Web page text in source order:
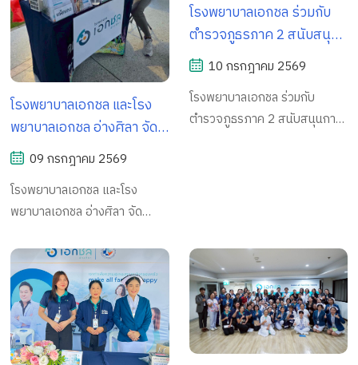
โรงพยาบาลเอกชล และโรง
พยาบาลเอกชล อ่างศิลา จัด
กิจกรรมให้บริการตรวจคัด
กรองสุขภาพและ
ประชาสัมพันธ์บริการของ
โรงพยาบาล
09 กรกฎาคม 2569
โรงพยาบาลเอกชล และโรง
พยาบาลเอกชล อ่างศิลา จัด
สุขภาพและประชาสัมพันธ์บริการ
ของโรงพยาบาล
โรงพยาบาลเอกชล ร่วมกับ
ตำรวจภูธรภาค 2 สนับสนุน
การจัด โครงการฝึกระเบียบ
วินัยตำรวจ พร้อมติดตามการ
ประกวดยุทธวิธี เพื่อเสริม
สร้างความพร้อมของกำลัง
10 กรกฎาคม 2569
โรงพยาบาลเอกชล ร่วมกับ
ตำรวจภูธรภาค 2 สนับสนุนการ